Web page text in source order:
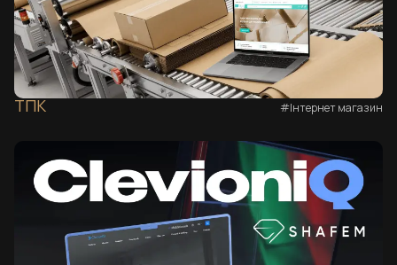
ТПК #Інтернет магазин